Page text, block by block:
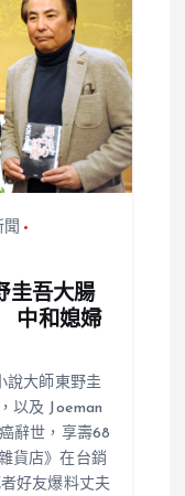
聞
圭吾大腸
中和媳婦
說大師東野圭
以及 Joeman
辭世，享壽68
貨店》在台銷
好友爆料丈夫